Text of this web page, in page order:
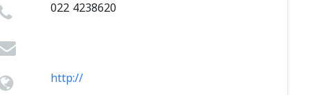
022 4238620
http://